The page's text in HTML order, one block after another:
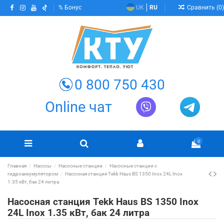
Бонус UK RU Сравнить (0)
0 800 750 430
Online чат
0
Главная Насосы Насосные станции
Насосные станции с
гидроаккумулятором
Насосная станция Tekk Haus BS 1350 Inox 24L Inox
1.35 кВт, бак 24 литра
Насосная станция Tekk Haus BS 1350 Inox
24L Inox 1.35 кВт, бак 24 литра